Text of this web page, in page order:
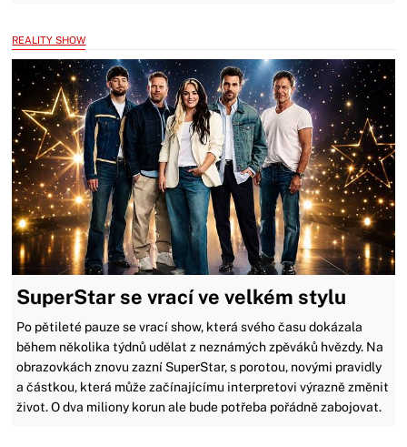
REALITY SHOW
SuperStar se vrací ve velkém stylu
Po pětileté pauze se vrací show, která svého času dokázala
během několika týdnů udělat z neznámých zpěváků hvězdy. Na
obrazovkách znovu zazní SuperStar, s porotou, novými pravidly
a částkou, která může začínajícímu interpretovi výrazně změnit
život. O dva miliony korun ale bude potřeba pořádně zabojovat.